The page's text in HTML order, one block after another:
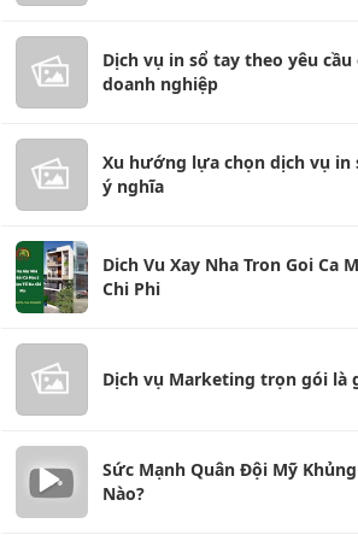
Dịch vụ in sổ tay theo yêu
doanh nghiệp
Xu hướng lựa chọn dịch vụ in
ý nghĩa
Dich Vu Xay Nha Tron Goi Ca
Chi Phi
Dịch vụ Marketing trọn gói là
Sức Mạnh Quân Đội Mỹ
Nào?